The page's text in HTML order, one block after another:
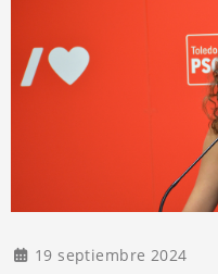
19 septiembre 2024